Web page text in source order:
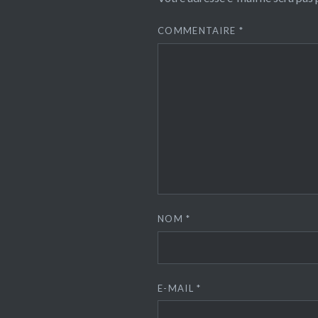
COMMENTAIRE *
NOM*
E-MAIL*